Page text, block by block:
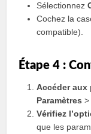
Sélectionnez
Cochez la
compatible).
Étape 4 :
Accéder aux
Paramètres
Vérifiez
que les